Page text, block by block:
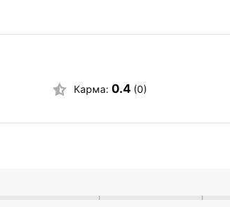
Карма: 0.4(0)